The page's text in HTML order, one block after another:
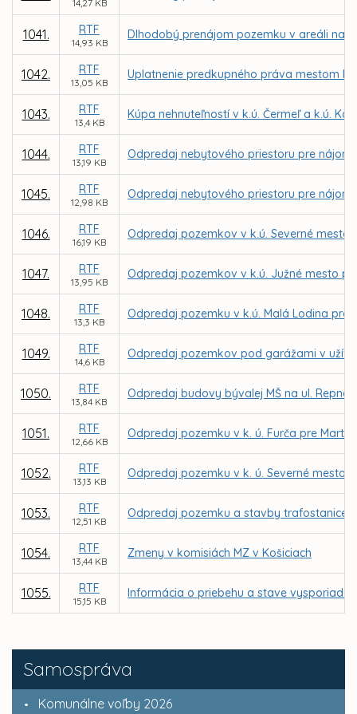
Samospráva
Komunálne voľby 2026
14,27 KB
1041. RTF
14,93 KB
Dlhodobý prenájom pozemku v areáli na
1042. RTF
13,05 KB
Uplatnenie predkupného práva mestom
1043. RTF
13,4 KB
Kúpa nehnuteľností v k.ú. Čermeľ a k.ú.
1044. RTF
13,19 KB
Odpredaj nebytového priestoru pre
1045. RTF
12,98 KB
Odpredaj nebytového priestoru pre
1046. RTF
16,19 KB
Odpredaj pozemkov v k.ú. Severné
1047. RTF
13,95 KB
Odpredaj pozemkov v k.ú. Južné mesto
1048. RTF
13,3 KB
Odpredaj pozemku v k.ú. Malá Lodina pre
1049. RTF
14,6 KB
Odpredaj pozemkov pod garážami v
1050. RTF
13,84 KB
Odpredaj budovy bývalej MŠ na ul. Repná
1051. RTF
12,66 KB
Odpredaj pozemku v k. ú. Furča pre
1052. RTF
13,13 KB
Odpredaj pozemku v k. ú. Severné mesto
1053. RTF
12,51 KB
Odpredaj pozemku a stavby trafostanice
1054. RTF
13,44 KB
Zmeny v komisiách MZ v Košiciach
1055. RTF
15,15 KB
Informácia o priebehu a stave